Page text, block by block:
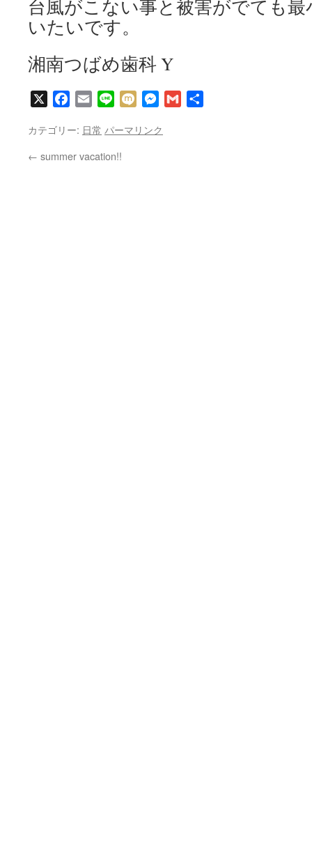
台風がこない事と被害がでても
いたいです。
湘南つばめ歯科 Y
X Facebook
Email Line Mixi Messenger
Gmail
カテゴリー: 日常 パーマリンク
← summer vacation!!